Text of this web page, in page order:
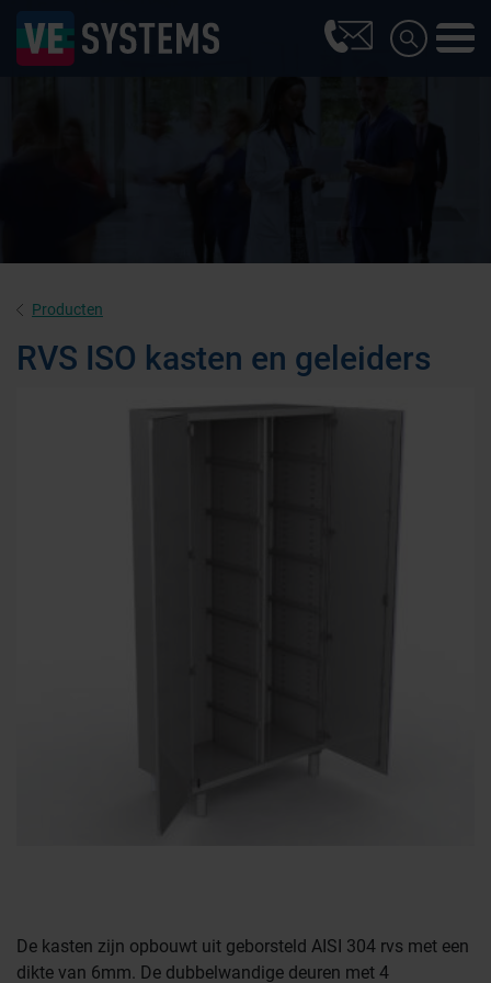
Producten
RVS ISO kasten en geleiders
De kasten zijn opbouwt uit geborsteld AISI 304 rvs met een
dikte van 6mm. De dubbelwandige deuren met 4